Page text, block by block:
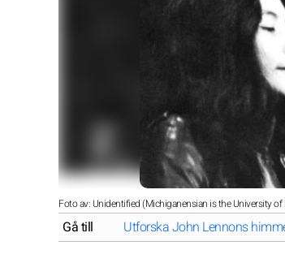
Foto av: Unidentified (Michiganensian is the University
Gå till Utforska John Lennons